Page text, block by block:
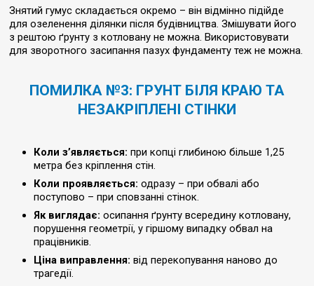
Знятий гумус складається окремо – він відмінно підійде
для озеленення ділянки після будівництва. Змішувати його
з рештою ґрунту з котловану не можна. Використовувати
для зворотного засипання пазух фундаменту теж не можна.
ПОМИЛКА №3: ​​ГРУНТ БІЛЯ КРАЮ ТА
НЕЗАКРІПЛЕНІ СТІНКИ
Коли з’являється: при копці глибиною більше 1,25
метра без кріплення стін.
Коли проявляється: одразу – при обвалі або
поступово – при сповзанні стінок.
Як виглядає: осипання ґрунту всередину котловану,
порушення геометрії, у гіршому випадку обвал на
працівників.
Ціна виправлення: від перекопування наново до
трагедії.